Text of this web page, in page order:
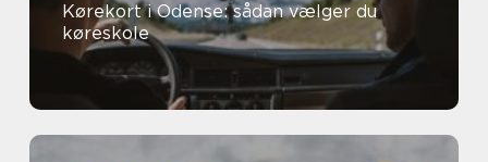
Kørekort i Odense: sådan vælger du
køreskole